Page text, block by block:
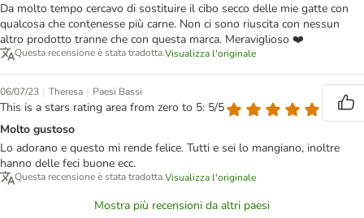
Da molto tempo cercavo di sostituire il cibo secco delle mie gatte con
qualcosa che contenesse più carne. Non ci sono riuscita con nessun
altro prodotto tranne che con questa marca. Meraviglioso ❤️
Questa recensione è stata tradotta.Visualizza l'originale
06/07/23 | Theresa | Paesi Bassi
This is a stars rating area from zero to 5: 5/5
Molto gustoso
Lo adorano e questo mi rende felice. Tutti e sei lo mangiano, inoltre
hanno delle feci buone ecc.
Questa recensione è stata tradotta.Visualizza l'originale
Mostra più recensioni da altri paesi